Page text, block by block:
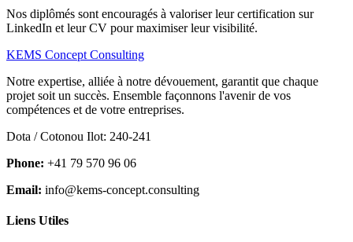
Nos diplômés sont encouragés à valoriser leur certification sur
LinkedIn et leur CV pour maximiser leur visibilité.
KEMS Concept Consulting
Notre expertise, alliée à notre dévouement, garantit que chaque
projet soit un succès. Ensemble façonnons l'avenir de vos
compétences et de votre entreprises.
Dota / Cotonou Ilot: 240-241
Phone: +41 79 570 96 06
Email: info@kems-concept.consulting
Liens Utiles